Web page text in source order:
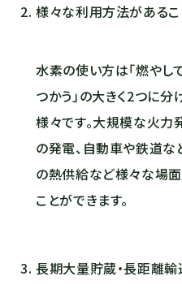
様々な利用方法がある
水素の使い方は「燃やし
つかう」の大きく2つに
様々です。大規模な火
の発電、自動車や鉄道
の熱供給など様々な場
ことができます。
長期大量貯蔵・長距離